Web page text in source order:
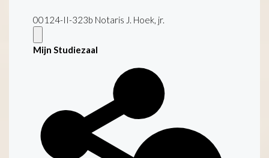
00124-II-323b Notaris J. Hoek, jr.
Mijn Studiezaal